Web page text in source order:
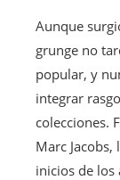
Aunque
grunge no
popular, y
integrar
colecciones.
Marc
inicios de los